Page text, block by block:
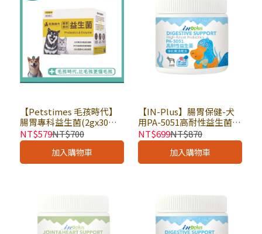
【Petstimes 毛孩時代】
腸胃專科益生菌(2gx30包)
× 盒｜寵物營養保健 寵物
保健品 腸胃保健
NT$579NT$700
加入購物車
【IN-Plus】腸胃保健-犬
用PA-5051高耐性益生菌
消化賦活配方 60顆 × 罐｜
狗保健品 軟錠型 促進食慾
NT$699NT$870
加入購物車